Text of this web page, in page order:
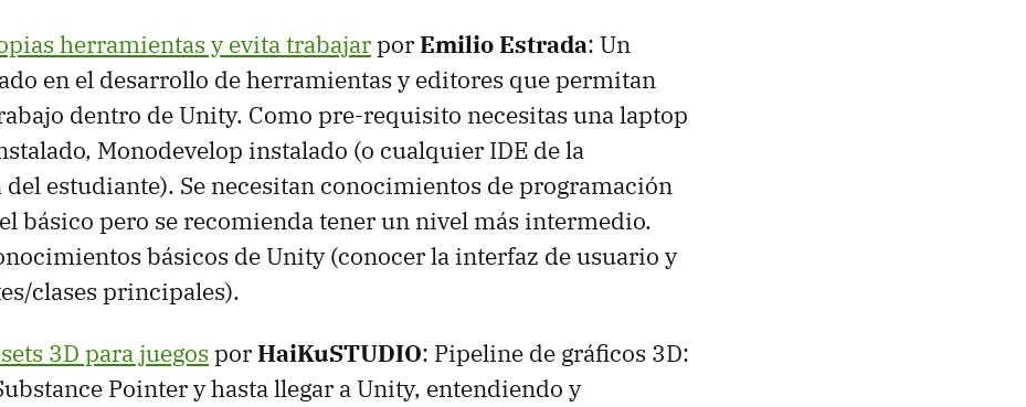
herramientas y evita trabajarporEmilio Estrada: Un
en el desarrollo de herramientas y editores que permitan
dentro de Unity. Como pre-requisito necesitas una laptop
Monodevelop instalado (o cualquier IDE de la
estudiante). Se necesitan conocimientos de programación
básico pero se recomienda tener un nivel más intermedio.
básicos de Unity (conocer la interfaz de usuario y
clases principales).
3D para juegos porHaiKuSTUDIO: Pipeline de gráficos 3D:
Pointer y hasta llegar a Unity, entendiendo y